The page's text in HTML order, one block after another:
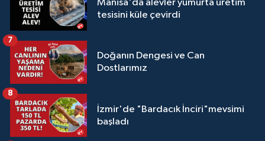
Manisa'da alevler yumurta üretim
tesisini küle çevirdi
Doğanın Dengesi ve Can
Dostlarımız
7
İzmir'de "Bardacık İnciri"mevsimi
başladı
8